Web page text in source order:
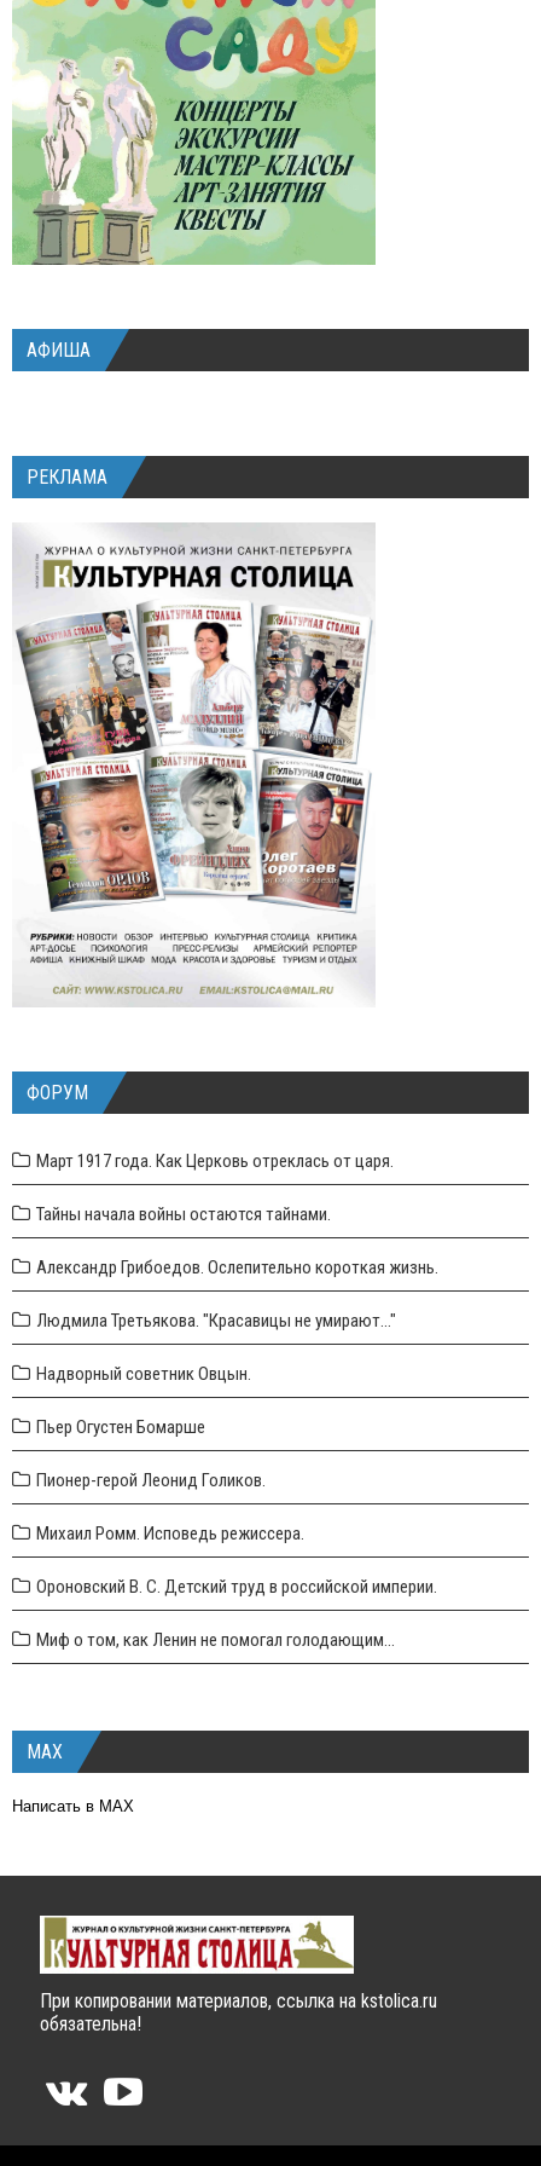
АФИША
РЕКЛАМА
ФОРУМ
Март 1917 года. Как Церковь отреклась от царя.
Тайны начала войны остаются тайнами.
Александр Грибоедов. Ослепительно короткая жизнь.
Людмила Третьякова. "Красавицы не умирают..."
Надворный советник Овцын.
Пьер Огустен Бомарше
Пионер-герой Леонид Голиков.
Михаил Ромм. Исповедь режиссера.
Ороновский В. С. Детский труд в российской империи.
Миф о том, как Ленин не помогал голодающим...
MAX
Написать в MAX
При копировании материалов, ссылка на kstolica.ru
обязательна!